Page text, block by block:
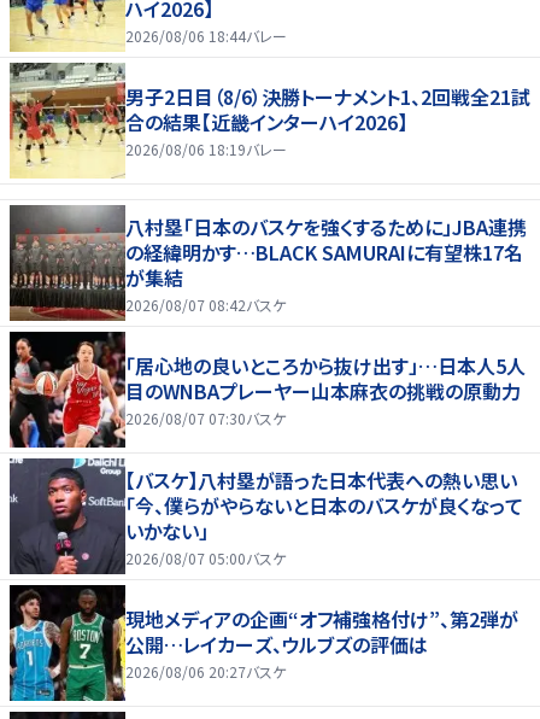
ハイ2026】
2026/08/06 18:44バレー
男子2日目（8/6）決勝トーナメント1、2回戦全21試
合の結果【近畿インターハイ2026】
2026/08/06 18:19バレー
八村塁「日本のバスケを強くするために」JBA連携
の経緯明かす…BLACK SAMURAIに有望株17名
が集結
2026/08/07 08:42バスケ
「居心地の良いところから抜け出す」…日本人5人
目のWNBAプレーヤー山本麻衣の挑戦の原動力
2026/08/07 07:30バスケ
【バスケ】八村塁が語った日本代表への熱い思い
「今、僕らがやらないと日本のバスケが良くなって
いかない」
2026/08/07 05:00バスケ
現地メディアの企画“オフ補強格付け”、第2弾が
公開…レイカーズ、ウルブズの評価は
2026/08/06 20:27バスケ